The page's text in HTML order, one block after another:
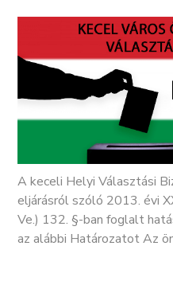
A keceli Helyi Választási
eljárásról szóló 2013. évi
Ve.) 132. §-ban foglalt
az alábbi Határozatot Az